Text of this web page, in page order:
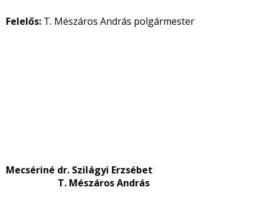
Felelős: T. Mészáros András polgármester
Mecsériné dr. Szilágyi Erzsébet
T. Mészáros András